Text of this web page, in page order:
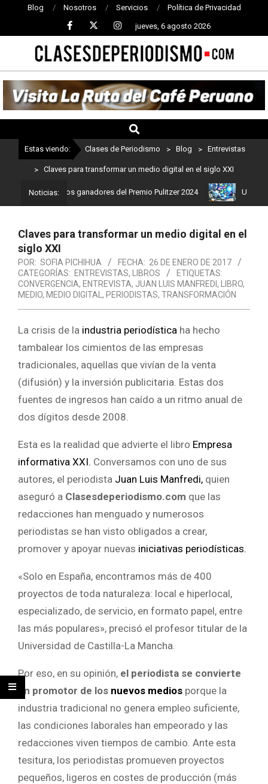
Blog Nosotros Servicios Política de Privacidad
jueves, 6 agosto 2026
CLASES
DE
PERIODISMO
Estas viendo: Clases de Periodismo > Blog > Entrevistas
> Claves para transformar un medio digital en el siglo XXI
Noticias:
Estos son los ganadores del Premio Pulitzer 2024 Usuarios de
Claves para transformar un medio digital en el
siglo XXI
POR: SOFIA PICHIHUA FECHA: 26 DE ENERO DE 2017
CATEGORÍAS: ENTREVISTAS, LIBROS
ETIQUETAS:
CONVERGENCIA, ENTREVISTA, JUAN LUIS MANFREDI , LIBRO,
MEDIO, MEDIO DIGITAL , PERIODISTAS, TRANSFORMACIÓN
La crisis de la industria periodística ha hecho
tambalear los cimientos de las empresas
tradicionales, aquellas que vivían de la venta
(difusión) y la inversión publicitaria. Estas dos
fuentes de ingresos han caído a un ritmo anual de
dos dígitos desde 2008.
Esta es la realidad que advierte el libro Empresa
informativa XXI. Conversamos con uno de sus
autores, el periodista Juan Luis Manfredi, quien
aseguró a Clasesdeperiodismo.com que las
redacciones han menguado y numerosos
periodistas se han visto obligados a crear,
promover y apoyar nuevas iniciativas periodísticas.
«Solo en España, encontramos más de 400
proyectos de toda naturaleza: local e hiperlocal,
especializado, de servicio, en formato papel, entre
las más populares», precisó el profesor titular de la
Universidad de Castilla-La Mancha.
Por eso, en su opinión, el periodista se convierte
en promotor de los nuevos medios porque la
industria tradicional no genera empleo suficiente,
las condiciones laborales han empeorado y las
redacciones viven tiempos de cambio. Ante esta
tesitura, los periodistas promueven proyectos
pequeños, ligeros en costes de producción (más